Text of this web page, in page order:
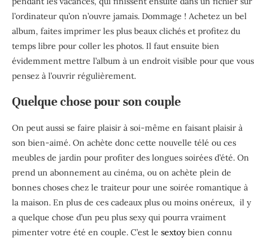
l’ordinateur qu’on n’ouvre jamais. Dommage ! Achetez un bel
album, faites imprimer les plus beaux clichés et profitez du
temps libre pour coller les photos. Il faut ensuite bien
évidemment mettre l’album à un endroit visible pour que vous
pensez à l’ouvrir régulièrement.
Quelque chose pour son couple
On peut aussi se faire plaisir à soi-même en faisant plaisir à
son bien-aimé. On achète donc cette nouvelle télé ou ces
meubles de jardin pour profiter des longues soirées d’été. On
prend un abonnement au cinéma, ou on achète plein de
bonnes choses chez le traiteur pour une soirée romantique à
la maison. En plus de ces cadeaux plus ou moins onéreux, il y
a quelque chose d’un peu plus sexy qui pourra vraiment
pimenter votre été en couple. C’est le sextoybien connu